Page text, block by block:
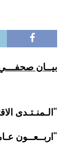
بيــان
“الـمنـتـدى
“اربــعــون